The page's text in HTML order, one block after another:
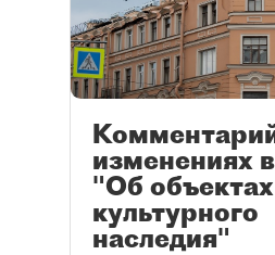
изменениях
"Об объектах
культурного
наследия"